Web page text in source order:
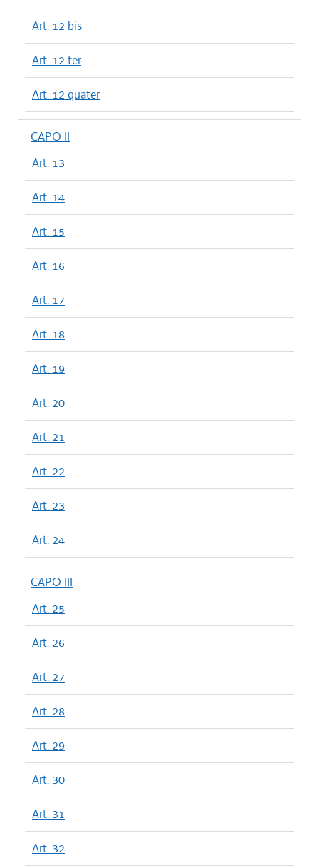
Art. 12 bis
Art. 12 ter
Art. 12 quater
CAPO II
Art. 13
Art. 14
Art. 15
Art. 16
Art. 17
Art. 18
Art. 19
Art. 20
Art. 21
Art. 22
Art. 23
Art. 24
CAPO III
Art. 25
Art. 26
Art. 27
Art. 28
Art. 29
Art. 30
Art. 31
Art. 32